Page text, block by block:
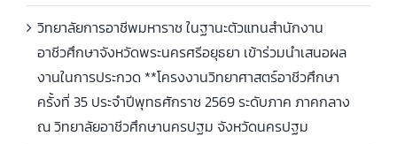
วิทยาลัยการอาชีพมหาราช ในฐานะตัวแทนสำนักงาน
อาชีวศึกษาจังหวัดพระนครศรีอยุธยา เข้าร่วมนำเสนอผล
งานในการประกวด **โครงงานวิทยาศาสตร์อาชีวศึกษา
ครั้งที่ 35 ประจำปีพุทธศักราช 2569 ระดับภาค ภาคกลาง
ณ วิทยาลัยอาชีวศึกษานครปฐม จังหวัดนครปฐม